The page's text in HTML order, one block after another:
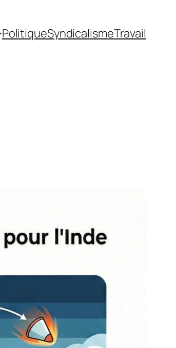
PolitiqueSyndicalismeTravail